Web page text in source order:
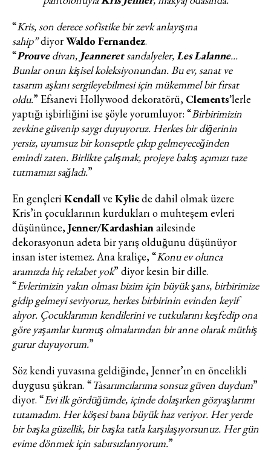
“Kris, son derece sofistike bir zevk anlayışına
sahip”diyorWaldo Fernandez.
“Prouvedivan, Jeanneretsandalyeler,Les Lalanne...
Bunlar onun kişisel koleksiyonundan. Bu ev, sanat ve
tasarım aşkını sergileyebilmesi için mükemmel bir fırsat
oldu.” Efsanevi Hollywood dekoratörü, Clements’lerle
yaptığı işbirliğini ise şöyle yorumluyor: “Birbirimizin
zevkine güvenip saygı duyuyoruz. Herkes bir diğerinin
yersiz, uyumsuz bir konseptle çıkıp gelmeyeceğinden
emindi zaten. Birlikte çalışmak, projeye bakış açımızı taze
tutmamızı sağladı.”
En gençleriKendallve Kyliede dahil olmak üzere
Kris’in çocuklarının kurdukları o muhteşem evleri
düşününce,Jenner/Kardashianailesinde
dekorasyonun adeta bir yarış olduğunu düşünüyor
insan ister istemez. Ana kraliçe, “Konu ev olunca
aramızda hiç rekabet yok” diyor kesin bir dille.
“Evlerimizin yakın olması bizim için büyük şans, birbirimize
gidip gelmeyi seviyoruz, herkes birbirinin evinden keyif
alıyor. Çocuklarımın kendilerini ve tutkularını keşfedip ona
göre yaşamlar kurmuş olmalarından bir anne olarak müthiş
gurur duyuyorum.”
Söz kendi yuvasına geldiğinde, Jenner’ın en öncelikli
duygusu şükran. “Tasarımcılarıma sonsuz güven duydum”
diyor. “Evi ilk gördüğümde, içinde dolaşırken gözyaşlarımı
tutamadım. Her köşesi bana büyük haz veriyor. Her yerde
bir başka güzellik, bir başka tatla karşılaşıyorsunuz. Her gün
evime dönmek için sabırsızlanıyorum.”